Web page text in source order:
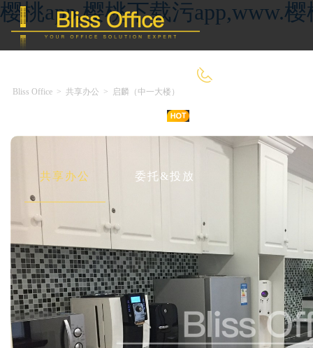
樱桃app,樱桃下载污app,www.
共享办公 委托&投放
Bliss Office > 共享办公 > 启麟（中一大楼）